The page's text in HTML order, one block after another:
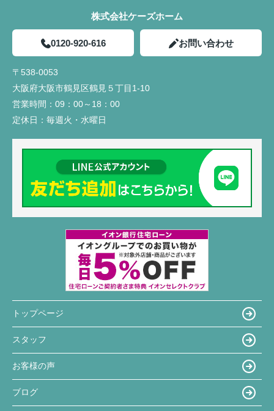
株式会社ケーズホーム
0120-920-616 お問い合わせ
〒538-0053
大阪府大阪市鶴見区鶴見５丁目1-10
営業時間： 09：00～18：00
定休日： 毎週火・水曜日
トップページ
スタッフ
お客様の声
ブログ